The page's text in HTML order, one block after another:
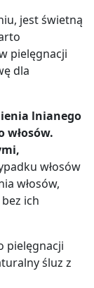
jest świetną
pielęgnacji
dla
lnianego
włosów.
włosów
włosów,
ich
pielęgnacji
śluz z